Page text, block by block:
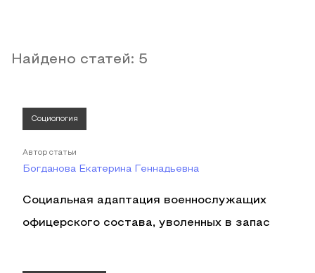
Найдено статей: 5
Социология
Автор статьи
Богданова Екатерина Геннадьевна
Социальная адаптация военнослужащих
офицерского состава, уволенных в запас